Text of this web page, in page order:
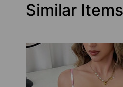
Similar Items